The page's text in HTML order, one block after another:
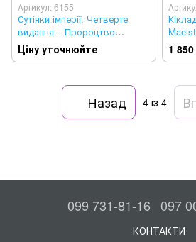
Артикул: 6155
Сутінки імперії. Четверте
видання – Пророцтво
королів (Twilight Imperium:
Fourth Edition – Prophecy of
Ціну уточнюйте 1 850
Назад 4із 4
099 731-81-16 097
КОНТАКТИ